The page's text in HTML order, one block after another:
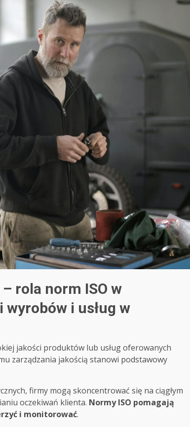
rola norm ISO w
i usług w
jakości produktów lub usług oferowanych
zarządzania jakością stanowi podstawowy
firmy mogą skoncentrować się na ciągłym
oczekiwań klienta. Normy ISO pomagają
i monitorować.